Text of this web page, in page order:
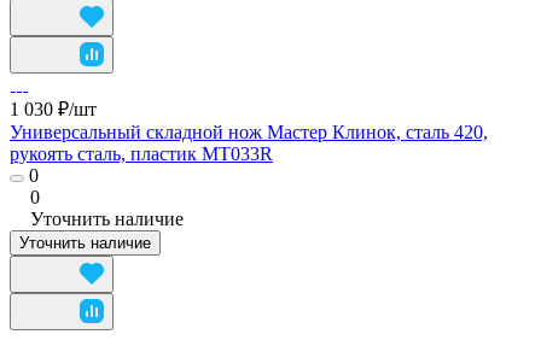
1 030 ₽/шт
Универсальный складной нож Мастер Клинок, сталь 420,
рукоять сталь, пластик MT033R
0
0
Уточнить наличие
Уточнить наличие